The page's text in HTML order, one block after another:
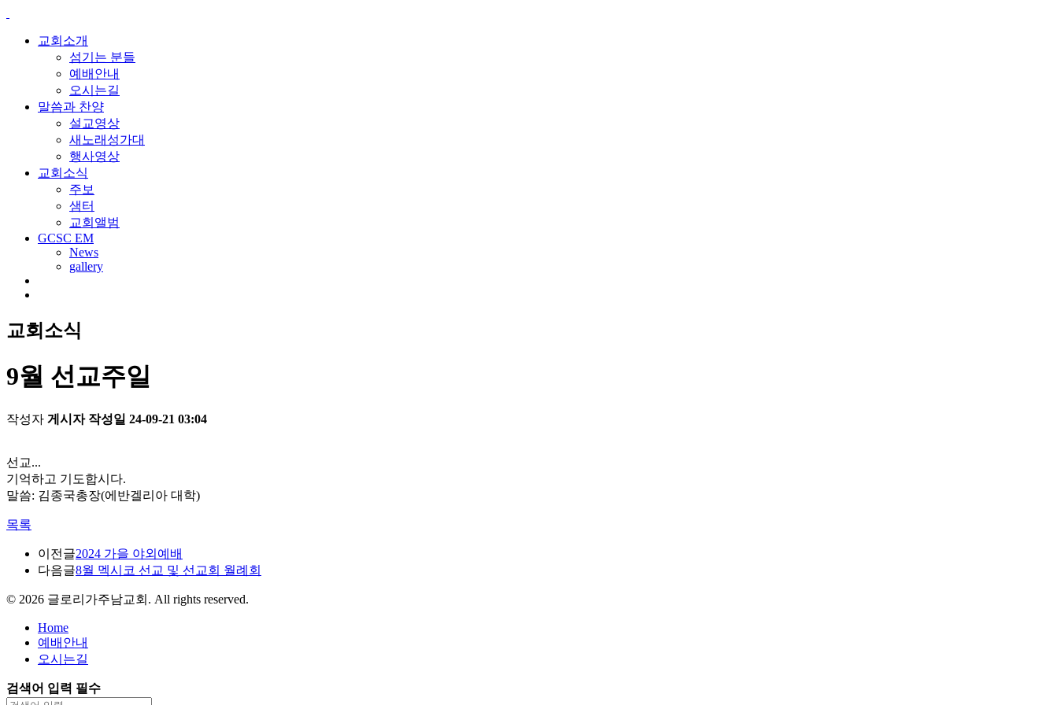
교회소개
섬기는 분들
예배안내
오시는길
말씀과 찬양
설교영상
새노래성가대
행사영상
교회소식
주보
샘터
교회앨범
GCSC EM
News
gallery
교회소식
9월 선교주일
작성자 게시자 작성일 24-09-21 03:04
선교...
기억하고 기도합시다.
말씀: 김종국총장(에반겔리아 대학)
목록
이전글2024 가을 야외예배
다음글8월 멕시코 선교 및 선교회 월례회
© 2026 글로리가주남교회. All rights reserved.
Home
예배안내
오시는길
검색어 입력 필수